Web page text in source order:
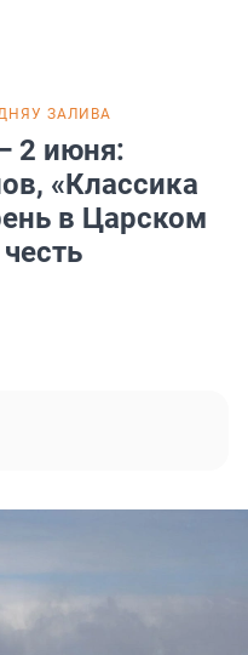
У ЗАЛИВА
2 июня:
«Классика
в Царском